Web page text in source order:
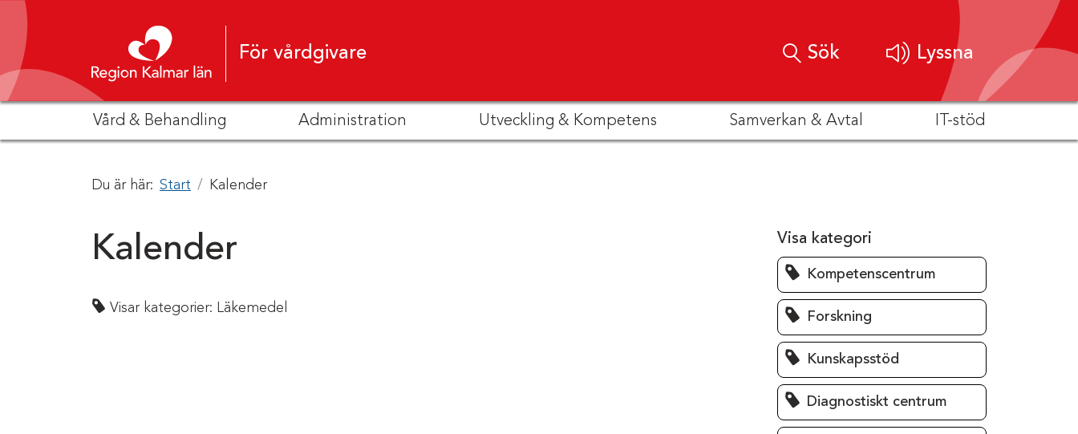
Hoppa till innehåll
För vårdgivare Sök Lyssna
Vård & Behandling Administration Utveckling & Kompetens Samverkan & Avtal IT-stöd
Du är här: Start Kalender
Kalender
Visar kategorier: Läkemedel
Visa kategori
Kompetenscentrum
Forskning
Kunskapsstöd
Diagnostiskt centrum